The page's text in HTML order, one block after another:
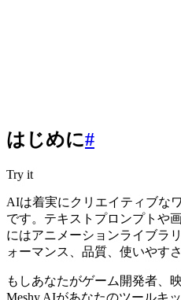
はじめに#
Try it
AIは着実にクリエイティブな
です。テキストプロンプトや
にはアニメーションライブラ
ォーマンス、品質、使いやす
もしあなたがゲーム開発者、
Meshy AIがあなたのツールキ